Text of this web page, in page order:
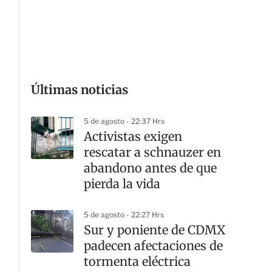
Últimas noticias
5 de agosto - 22:37 Hrs
Activistas exigen
rescatar a schnauzer en
abandono antes de que
pierda la vida
5 de agosto - 22:27 Hrs
Sur y poniente de CDMX
padecen afectaciones de
tormenta eléctrica